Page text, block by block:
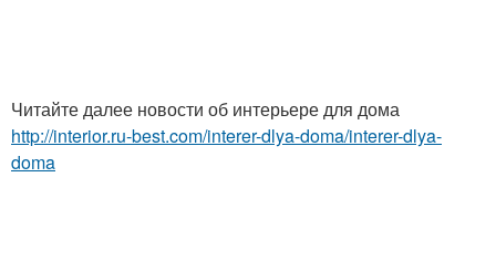
Читайте далее новости об интерьере для дома
http://interior.ru-best.com/interer-dlya-doma/interer-dlya-
doma